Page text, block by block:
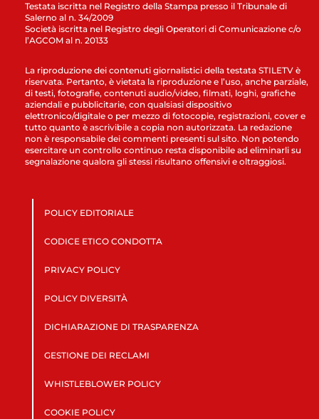
Testata iscritta nel Registro della Stampa presso il Tribunale di
Salerno al n. 34/2009
Società iscritta nel Registro degli Operatori di Comunicazione c/o
l’AGCOM al n. 20133
La riproduzione dei contenuti giornalistici della testata STILETV è
riservata. Pertanto, è vietata la riproduzione e l’uso, anche parziale,
di testi, fotografie, contenuti audio/video, filmati, loghi, grafiche
aziendali e pubblicitarie, con qualsiasi dispositivo
elettronico/digitale o per mezzo di fotocopie, registrazioni, cover e
tutto quanto è ascrivibile a copia non autorizzata. La redazione
non è responsabile dei commenti presenti sul sito. Non potendo
esercitare un controllo continuo resta disponibile ad eliminarli su
segnalazione qualora gli stessi risultano offensivi e oltraggiosi.
POLICY EDITORIALE
CODICE ETICO CONDOTTA
PRIVACY POLICY
POLICY DIVERSITÀ
DICHIARAZIONE DI TRASPARENZA
GESTIONE DEI RECLAMI
WHISTLEBLOWER POLICY
COOKIE POLICY